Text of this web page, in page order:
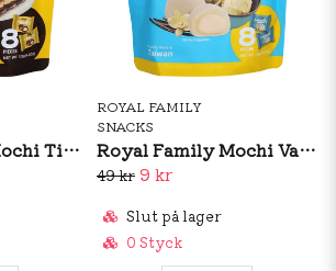
Royal Family Mochi Tiramisu & Creme 120g (BF: Dec 2025)
ROYAL FAMILY
SNACKS
Royal Family Mochi Vanilla Creme 120g (BF: Dec 2025)
49 kr 9 kr
Slut på lager
0 Styck